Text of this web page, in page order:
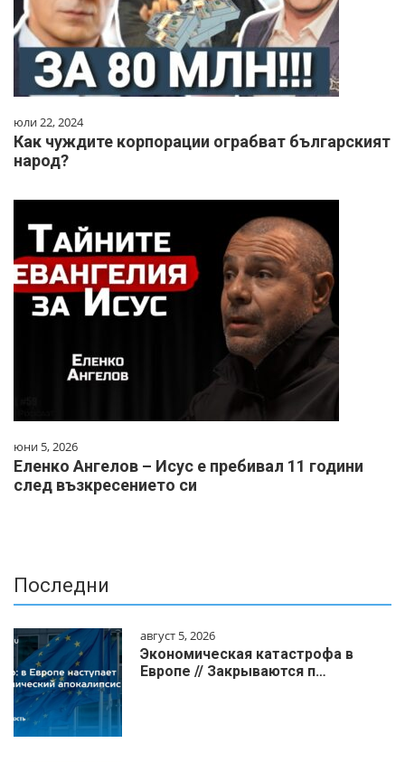
юли 22, 2024
Как чуждите корпорации ограбват българският
народ?
юни 5, 2026
Еленко Ангелов – Исус е пребивал 11 години
след възкресението си
Последни
август 5, 2026
Экономическая катастрофа в
Европе // Закрываются п…